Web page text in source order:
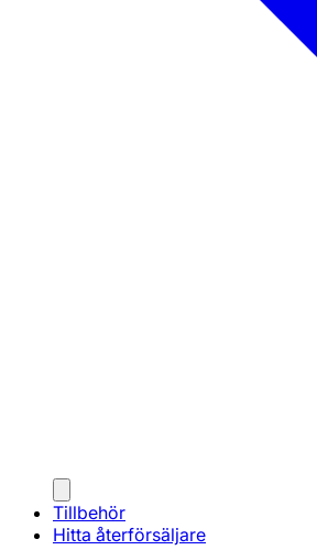
Tillbehör
Hitta återförsäljare